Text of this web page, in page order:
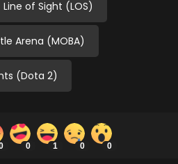
Line of Sight (LOS)
Arena (MOBA)
(Dota 2)
0 1 0 0